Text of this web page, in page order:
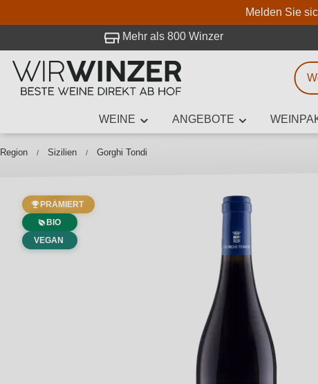
Melden Sie
Mehr als 800 Winzer
WEINE ANGEBOTE
Region Sizilien Gorghi Tondi
PRÄMIERT
BIO
VEGAN
Weinsuche
Mindestens 3
bei WirWinzer.